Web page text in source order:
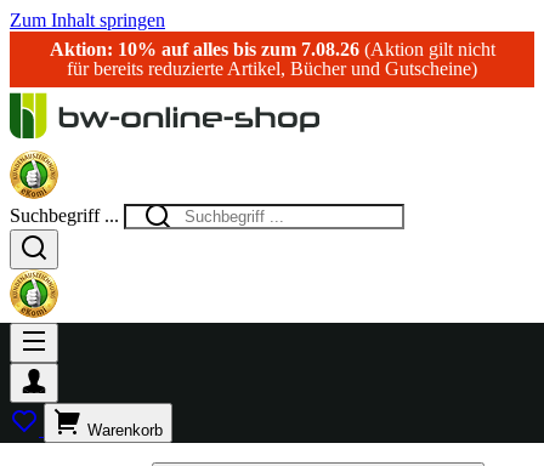
Zum Inhalt springen
Aktion: 10% auf alles bis zum 7.08.26(Aktion gilt nicht
für bereits reduzierte Artikel, Bücher und Gutscheine)
Suchbegriff ...
Warenkorb